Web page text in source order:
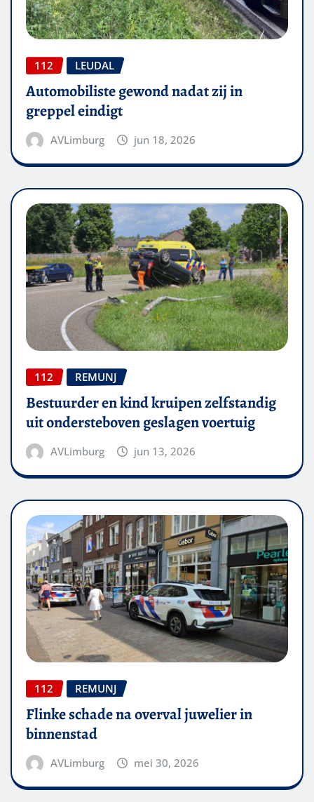
112 LEUDAL
Automobiliste gewond nadat zij in
greppel eindigt
AVLimburg jun 18, 2026
112 REMUNJ
Bestuurder en kind kruipen zelfstandig
uit ondersteboven geslagen voertuig
AVLimburg jun 13, 2026
112 REMUNJ
Flinke schade na overval juwelier in
binnenstad
AVLimburg mei 30, 2026